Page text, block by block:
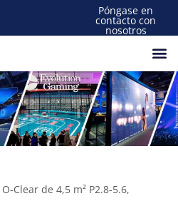
Póngase en
contacto con
nosotros
Clear de 4,5 m² P2.8-5.6,